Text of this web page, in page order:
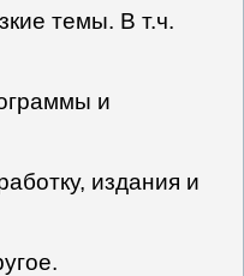
темы. В т.ч.
и
издания и